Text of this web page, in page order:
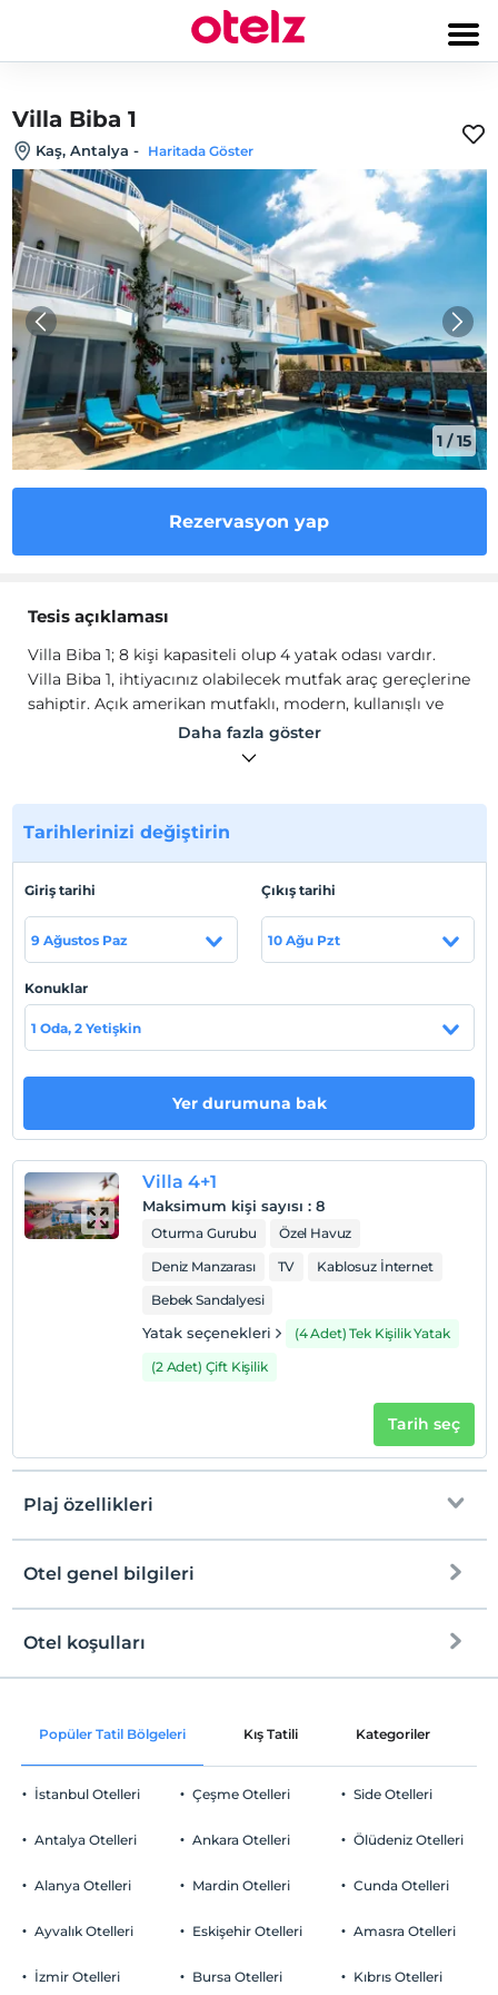
Villa Biba 1
Kaş, Antalya - Haritada Göster
1 /15
Rezervasyon yap
Tesis açıklaması
Villa Biba 1; 8 kişi kapasiteli olup 4 yatak odası vardır.
Villa Biba 1, ihtiyacınız olabilecek mutfak araç gereçlerine
sahiptir. Açık amerikan mutfaklı, modern, kullanışlı ve
rahat edebileceğiniz geniş bir salona sahiptir.
ve arkadaş grupları için ya da çekirdek aileler için
idealdir.
Tesis lokasyon bilgileri
Villa Biba 1; Kalkan'ın Kördere mevkiinde mükemmel
deniz manzarasıyla ve doğa ile iç içe konumuyla sizleri
bekliyor.
En erken saat 16:00 ve sonrası
Check/out
En geç saat 10:00 ve öncesi
Evcil hayvan kabul edilmemektedir.
Odalarda sigara içilmez
2 yaşına kadar olan bebekler ücretsizdir.
Her bir oda için 1. çocuk 17 yaşına kadar ücretsizdir
Her bir oda için 2. çocuk 17 yaşına kadar ücretsizdir
Daha fazla göster
Tarihlerinizi değiştirin
Giriş tarihi
9 Ağustos Paz
Çıkış tarihi
10 Ağu Pzt
Konuklar
1 Oda, 2 Yetişkin
Yer durumuna bak
Villa 4+1
Maksimum kişi sayısı : 8
Oturma Gurubu
Özel Havuz
Deniz Manzarası
TV
Kablosuz İnternet
Bebek Sandalyesi
Yatak seçenekleri
(4 Adet) Tek Kişilik Yatak
(2 Adet) Çift Kişilik
Tarih seç
Plaj özellikleri
Plaja 3 km mesafededir
Otel genel bilgileri
Ortak alanlar ve tüm odalar
Otopark
Ücretsiz Halka Açık Otopark
Otel koşulları
Check/in
Check/out
En geç saat 10:00 ve öncesi
Evcil Hayvan
2 yaşına kadar olan bebekler ücretsizdir.
Her bir oda için 2. çocuk 17 yaşına kadar ücretsizdir
Popüler Tatil Bölgeleri Kış Tatili Kategoriler
İstanbul Otelleri
Antalya Otelleri
Alanya Otelleri
Ayvalık Otelleri
İzmir Otelleri
Çeşme Otelleri
Ankara Otelleri
Mardin Otelleri
Eskişehir Otelleri
Bursa Otelleri
Side Otelleri
Ölüdeniz Otelleri
Cunda Otelleri
Amasra Otelleri
Kıbrıs Otelleri